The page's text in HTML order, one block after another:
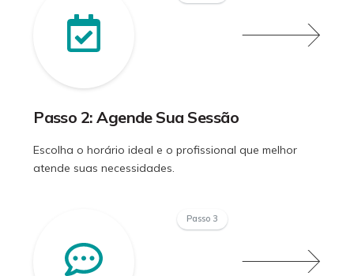
Passo 2: Agende Sua Sessão
Escolha o horário ideal e o profissional que melhor
atende suas necessidades.
Passo 3